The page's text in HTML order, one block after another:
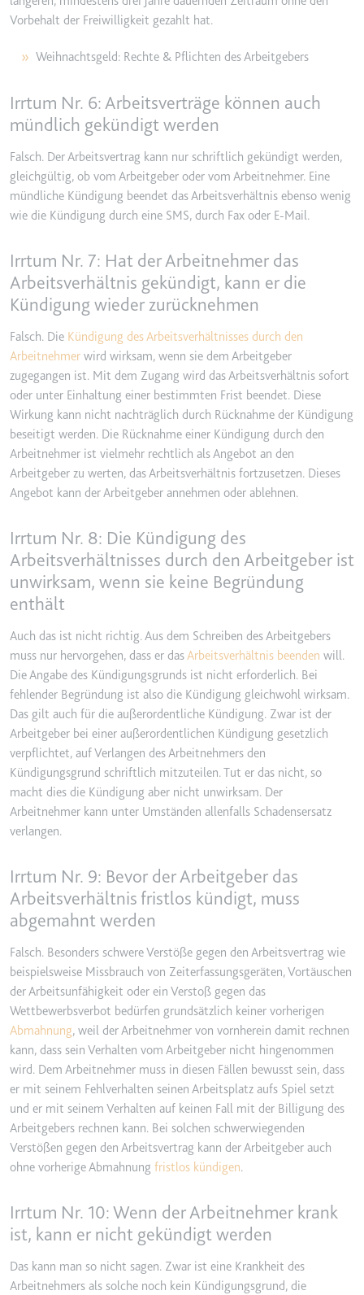
verfolgen.
LAST_RESULT_ENTRY_KEY
Anbieter:
youtube.com
Zweck:
Wird verwendet, um die
Interaktion der Nutzer mit
eingebetteten Inhalten zu
Ablauf:
Sitzung
Typ:
HTTP-Cookie
LogsDatabaseV2:V#||LogsRequestsStore
Anbieter:
youtube.com
Wird verwendet, um die
Interaktion der Nutzer mit
eingebetteten Inhalten zu
verfolgen.
Beständig
Typ:
IndexedDB
ServiceWorkerLogsDatabase#SWHealthLog
Anbieter:
youtube.com
Zweck:
Funktionalität von YouTube-
Videoinhalten auf der Website.
Ablauf:
Beständig
Typ:
IndexedDB
TESTCOOKIESENABLED
Anbieter:
youtube.com
Zweck:
Wird verwendet, um die
Ablauf:
1 Tag
Typ:
HTTP-Cookie
yt-icons-last-purged
Anbieter:
youtube.com
Zweck:
Notwendig für die
Implementierung und
Funktionalität von YouTube-
Videoinhalten auf der Website.
Ablauf:
Beständig
HTML Local Storage
ytidb::LAST_RESULT_ENTRY_KEY
Wird verwendet, um die
Interaktion der Nutzer mit
eingebetteten Inhalten zu
verfolgen.
Vorbehalt der Freiwilligkeit gezahlt hat.
Weihnachtsgeld: Rechte & Pflichten des Arbeitgebers
Irrtum Nr. 6: Arbeitsverträge können auch
mündlich gekündigt werden
Falsch. Der Arbeitsvertrag kann nur schriftlich gekündigt werden,
gleichgültig, ob vom Arbeitgeber oder vom Arbeitnehmer. Eine
mündliche Kündigung beendet das Arbeitsverhältnis ebenso wenig
wie die Kündigung durch eine SMS, durch Fax oder E-Mail.
Irrtum Nr. 7: Hat der Arbeitnehmer das
Arbeitsverhältnis gekündigt, kann er die
Kündigung wieder zurücknehmen
Falsch. Die Kündigung des Arbeitsverhältnisses durch den
Arbeitnehmer wird wirksam, wenn sie dem Arbeitgeber
zugegangen ist. Mit dem Zugang wird das Arbeitsverhältnis sofort
oder unter Einhaltung einer bestimmten Frist beendet. Diese
Wirkung kann nicht nachträglich durch Rücknahme der Kündigung
beseitigt werden. Die Rücknahme einer Kündigung durch den
Arbeitnehmer ist vielmehr rechtlich als Angebot an den
Arbeitgeber zu werten, das Arbeitsverhältnis fortzusetzen. Dieses
Angebot kann der Arbeitgeber annehmen oder ablehnen.
Irrtum Nr. 8: Die Kündigung des
Arbeitsverhältnisses durch den Arbeitgeber ist
unwirksam, wenn sie keine Begründung
enthält
Auch das ist nicht richtig. Aus dem Schreiben des Arbeitgebers
muss nur hervorgehen, dass er dasArbeitsverhältnis beenden will.
Die Angabe des Kündigungsgrunds ist nicht erforderlich. Bei
fehlender Begründung ist also die Kündigung gleichwohl wirksam.
Das gilt auch für die außerordentliche Kündigung. Zwar ist der
Arbeitgeber bei einer außerordentlichen Kündigung gesetzlich
verpflichtet, auf Verlangen des Arbeitnehmers den
Kündigungsgrund schriftlich mitzuteilen. Tut er das nicht, so
macht dies die Kündigung aber nicht unwirksam. Der
Arbeitnehmer kann unter Umständen allenfalls Schadensersatz
verlangen.
Irrtum Nr. 9: Bevor der Arbeitgeber das
Arbeitsverhältnis fristlos kündigt, muss
abgemahnt werden
Falsch. Besonders schwere Verstöße gegen den Arbeitsvertrag wie
beispielsweise Missbrauch von Zeiterfassungsgeräten, Vortäuschen
der Arbeitsunfähigkeit oder ein Verstoß gegen das
Wettbewerbsverbot bedürfen grundsätzlich keiner vorherigen
Abmahnung, weil der Arbeitnehmer von vornherein damit rechnen
kann, dass sein Verhalten vom Arbeitgeber nicht hingenommen
wird. Dem Arbeitnehmer muss in diesen Fällen bewusst sein, dass
er mit seinem Fehlverhalten seinen Arbeitsplatz aufs Spiel setzt
und er mit seinem Verhalten auf keinen Fall mit der Billigung des
Arbeitgebers rechnen kann. Bei solchen schwerwiegenden
Verstößen gegen den Arbeitsvertrag kann der Arbeitgeber auch
ohne vorherige Abmahnung fristlos kündigen.
Irrtum Nr. 10: Wenn der Arbeitnehmer krank
ist, kann er nicht gekündigt werden
Das kann man so nicht sagen. Zwar ist eine Krankheit des
Arbeitnehmers als solche noch kein Kündigungsgrund, die